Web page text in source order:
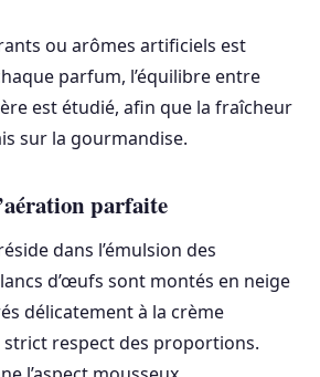
ou arômes artificiels est
parfum, l’équilibre entre
est étudié, afin que la fraîcheur
sur la gourmandise.
parfaite
dans l’émulsion des
d’œufs sont montés en neige
délicatement à la crème
respect des proportions.